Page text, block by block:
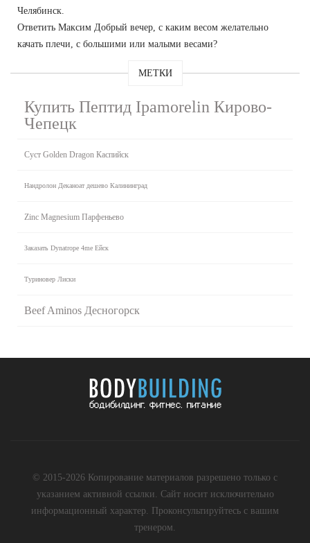
Челябинск.
Ответить Максим Добрый вечер, с каким весом желательно
качать плечи, с большими или малыми весами?
МЕТКИ
Купить Пептид Ipamorelin Кирово-
Чепецк
Суст Golden Dragon Каспийск
Нандролон Деканоат дешево Калининград
Zinc Magnesium Парфеньево
Заказать Dynatrope 4me Ейск
Туриновер Лиски
Beef Aminos Десногорск
© 2015-2026 Копирование материалов разрешено только с
указанием активной ссылки. Сайт носит исключительно
информационный характер. Проконсультируйтесь с вашим
тренером.